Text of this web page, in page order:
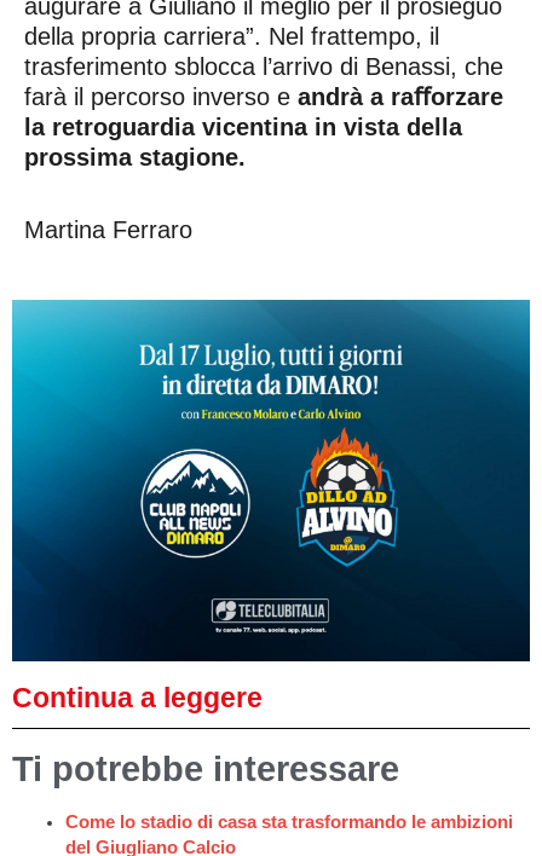
augurare a Giuliano il meglio per il prosieguo
della propria carriera”. Nel frattempo, il
trasferimento sblocca l’arrivo di Benassi, che
farà il percorso inverso e andrà a raﬀorzare
la retroguardia vicentina in vista della
prossima stagione.
Martina Ferraro
Continua a leggere
Ti potrebbe interessare
Come lo stadio di casa sta trasformando le ambizioni
del Giugliano Calcio